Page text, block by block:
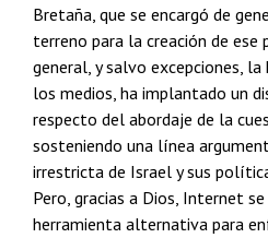
Bretaña, que se encargó de
terreno para la creación de ese
general, y salvo excepciones,
los medios, ha implantado un
respecto del abordaje de la
sosteniendo una línea
irrestricta de Israel y sus
Pero, gracias a Dios, Internet
herramienta alternativa para